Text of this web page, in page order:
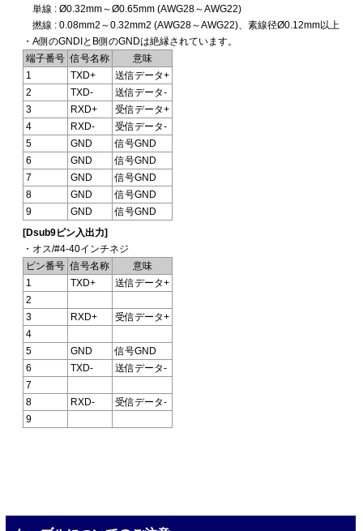
単線 : Ø0.32mm～Ø0.65mm (AWG28～AWG22)
撚線 : 0.08mm2～0.32mm2 (AWG28～AWG22)、素線径Ø0.12mm以上
・A側のGNDIとB側のGNDは絶縁されています。
端子番号 信号名称
意味
1
TXD+
送信データ+
2
TXD-
送信データ-
3
RXD+
受信データ+
4
RXD-
受信データ-
5
GND
信号GND
6
GND
信号GND
7
GND
信号GND
8
GND
信号GND
9
GND
信号GND
[Dsub9ピン入出力]
・オス/#4-40インチネジ
ピン番号 信号名称
意味
1
TXD+
送信データ+
2
3
RXD+
受信データ+
4
5
GND
信号GND
6
TXD-
送信データ-
7
8
RXD-
受信データ-
9